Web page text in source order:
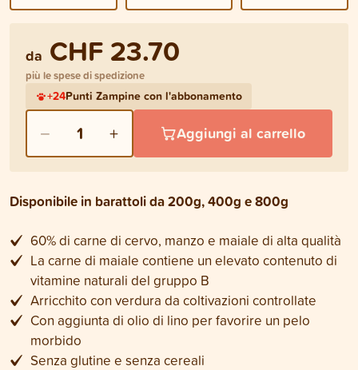
da CHF 23.70
più le spese di spedizione
+24Punti Zampine con l'abbonamento
− 1 + Aggiungi al carrello
Disponibile in barattoli da 200g, 400g e 800g
60% di carne di cervo, manzo e maiale di alta qualità
La carne di maiale contiene un elevato contenuto di
vitamine naturali del gruppo B
Arricchito con verdura da coltivazioni controllate
Con aggiunta di olio di lino per favorire un pelo
morbido
Senza glutine e senza cereali